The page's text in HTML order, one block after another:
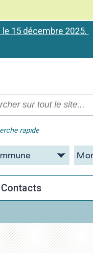
15 décembre 2025.
rapide
Contacts